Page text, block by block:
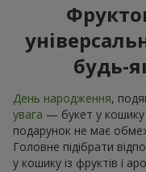
будь-
День народження,
увага — букет у кошику
подарунок не має
Головне підібрати
у кошику із фруктів і